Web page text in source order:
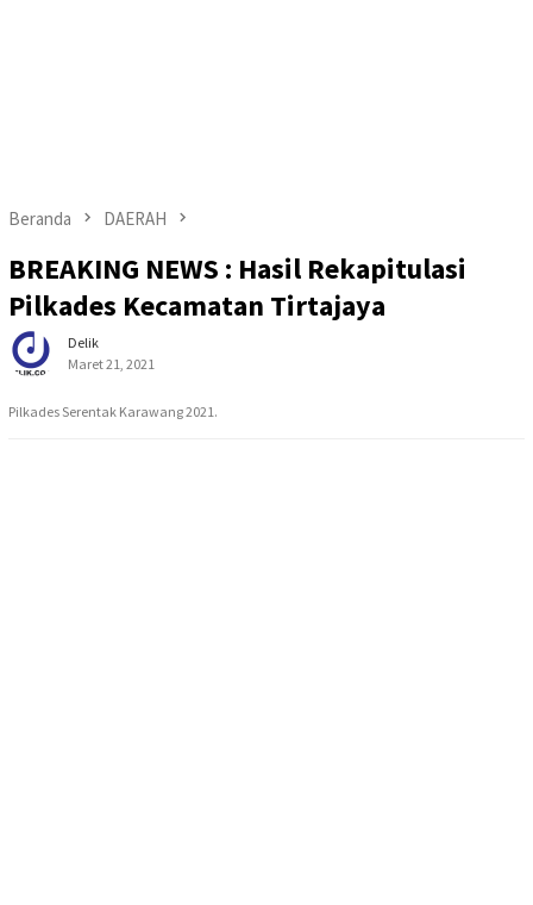
Beranda DAERAH
BREAKING NEWS : Hasil Rekapitulasi
Pilkades Kecamatan Tirtajaya
Delik
Maret 21, 2021
Pilkades Serentak Karawang 2021.